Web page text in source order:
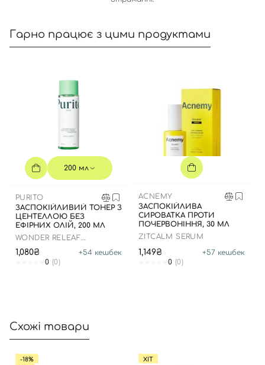
Гарно працює з цими продуктами
200 мл
PURITO
ЗАСПОКІЙЛИВИЙ ТОНЕР З
ЦЕНТЕЛЛОЮ БЕЗ
ЕФІРНИХ ОЛІЙ, 200 МЛ
WONDER RELEAF
UNSCENTED
1,080₴ +54 кешбек
0 (0)
ACNEMY
ЗАСПОКІЙЛИВА
СИРОВАТКА ПРОТИ
ПОЧЕРВОНІННЯ, 30 МЛ
ZITCALM SERUM
1,149₴ +57 кешбек
0 (0)
Схожі товари
-18%
ХІТ
Вхід Реєстрація
Відправляючи форму для авторизації/реєстрації ви
приймаєте умови
Угоди користувача